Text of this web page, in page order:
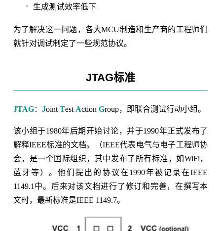
生成测试效率低下
为了解决这一问题，各大MCU制造和生产商的工程师们
就针对调试制定了一些规范协议。
JTAG标准
JTAG： Joint Test Action Group，即联合测试行动小组。
该小组于1980年后期开始讨论，并于1990年正式发布了
解释IEEE标准的文档。（IEEE代表电气与电子工程师协
会，是一个国际组织，其中发布了所有标准，如WiFi，
蓝牙等）。他们提出的协议在1990年被记录在IEEE
1149.1中。后来对该文档进行了修订和完善，在撰写本
文时，最新标准是IEEE 1149.7。